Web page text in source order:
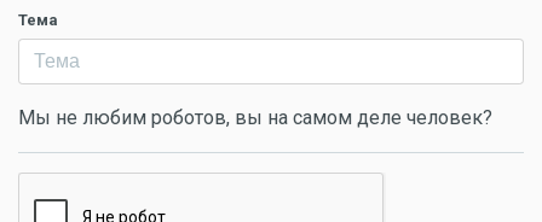
Тема
Мы не любим роботов, вы на самом деле человек?